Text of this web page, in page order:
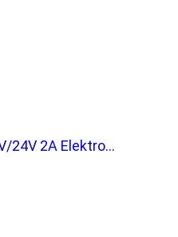
24V 2A Elektro...